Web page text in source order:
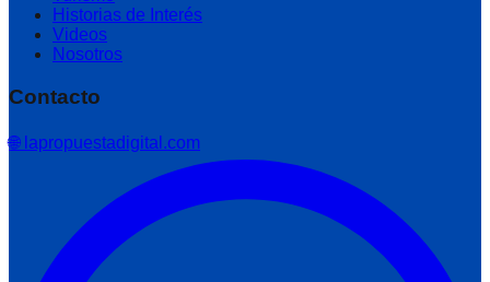
Historias de Interés
Videos
Nosotros
Contacto
🌐 lapropuestadigital.com